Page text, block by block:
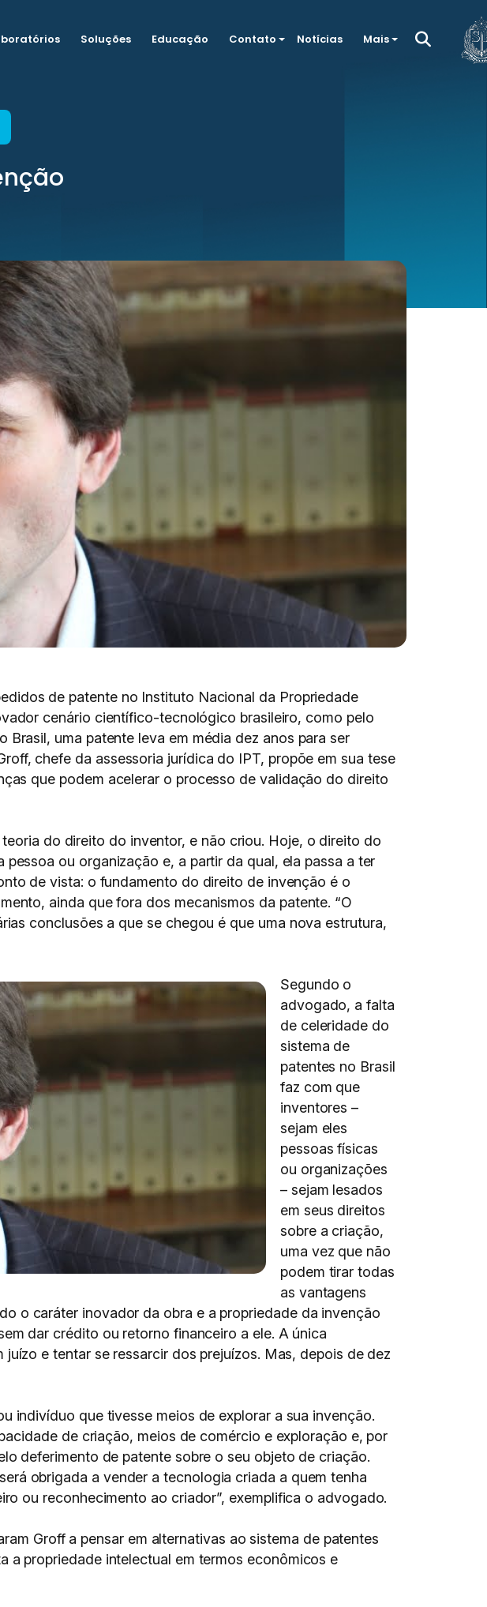
Soluções Educação Contato Notícias Mais
de patente no Instituto Nacional da Propriedade
cenário científico-tecnológico brasileiro, como pelo
uma patente leva em média dez anos para ser
chefe da assessoria jurídica do IPT, propõe em sua tese
que podem acelerar o processo de validação do direito
do direito do inventor, e não criou. Hoje, o direito do
ou organização e, a partir da qual, ela passa a ter
de vista: o fundamento do direito de invenção é o
ainda que fora dos mecanismos da patente. “O
conclusões a que se chegou é que uma nova estrutura,
Segundo o
advogado, a falta
de celeridade do
sistema de
patentes no Brasil
faz com que
inventores –
sejam eles
pessoas físicas
ou organizações
– sejam lesados
em seus direitos
sobre a criação,
uma vez que não
podem tirar todas
as vantagens
o caráter inovador da obra e a propriedade da invenção
dar crédito ou retorno financeiro a ele. A única
e tentar se ressarcir dos prejuízos. Mas, depois de dez
indivíduo que tivesse meios de explorar a sua invenção.
de criação, meios de comércio e exploração e, por
deferimento de patente sobre o seu objeto de criação.
obrigada a vender a tecnologia criada a quem tenha
ou reconhecimento ao criador”, exemplifica o advogado.
Groff a pensar em alternativas ao sistema de patentes
a propriedade intelectual em termos econômicos e